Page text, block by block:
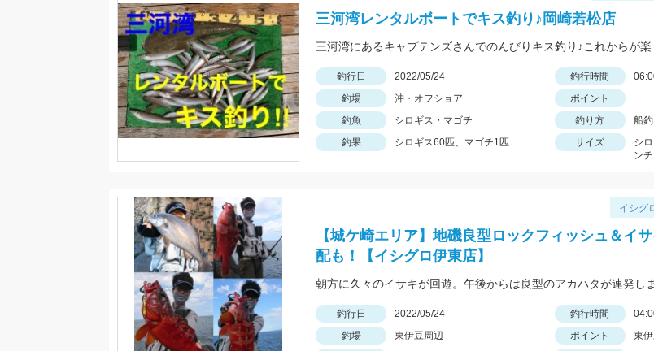
三河湾レンタルボートでキス釣り♪岡崎若松店
三河湾にあるキャプテンズさんでのんびりキス釣り♪これからが楽
釣行日 2022/05/24 釣行時間
釣場
沖・オフショア
ポイント
釣魚
シロギス・マゴチ 釣り方
船釣
釣果
シロギス60匹、マゴチ1匹 サイズ
シ
ンチ
イシグ
【城ケ崎エリア】地磯良型ロックフィッシュ＆イ
配も！【イシグロ伊東店】
朝方に久々のイサキが回遊。午後からは良型のアカハタが連発しま
釣行日 2022/05/24 釣行時間
釣場
東伊豆周辺 ポイント
東